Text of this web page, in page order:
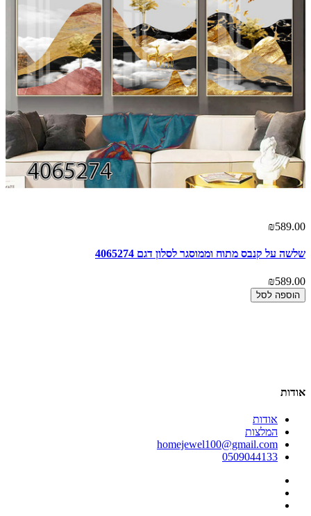
₪589.00
שלשה על קנבס מתוח וממוסגר לסלון דגם 4065274
₪589.00
הוספה לסל
אודות
אודות
המלצות
homejewel100@gmail.com
0509044133